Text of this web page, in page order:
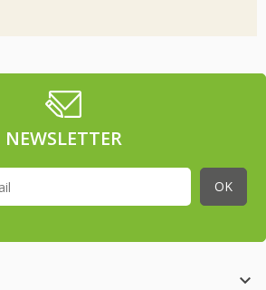
NEWSLETTER
